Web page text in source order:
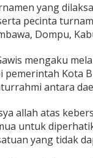
yang
pecinta
Dompu,
mengaku
pemerintah Kota
antara
allah atas
untuk
yang tidak